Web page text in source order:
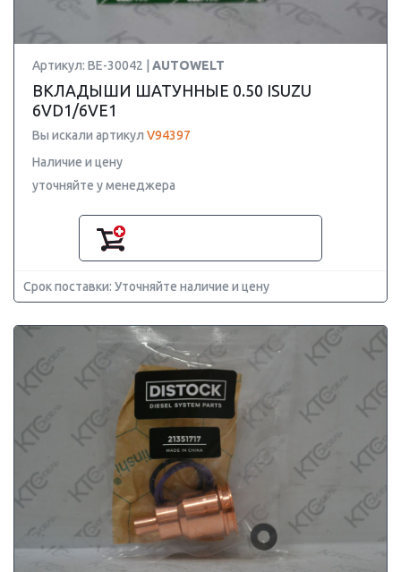
Артикул: BE-30042 | AUTOWELT
ВКЛАДЫШИ ШАТУННЫЕ 0.50 ISUZU
6VD1/6VE1
Вы искали артикул V94397
Наличие и цену
уточняйте у менеджера
Срок поставки: Уточняйте наличие и цену